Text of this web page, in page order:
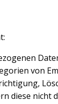
von
diese nicht